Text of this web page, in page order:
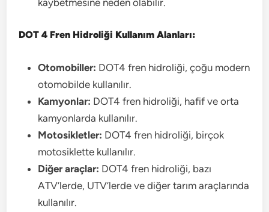
DOT 4 Fren Hidroliği Kullanım Alanları:
Otomobiller: DOT4 fren hidroliği, çoğu modern
otomobilde kullanılır.
Kamyonlar: DOT4 fren hidroliği, hafif ve orta
kamyonlarda kullanılır.
Motosikletler: DOT4 fren hidroliği, birçok
motosiklette kullanılır.
Diğer araçlar: DOT4 fren hidroliği, bazı
ATV’lerde, UTV’lerde ve diğer tarım araçlarında
kullanılır.